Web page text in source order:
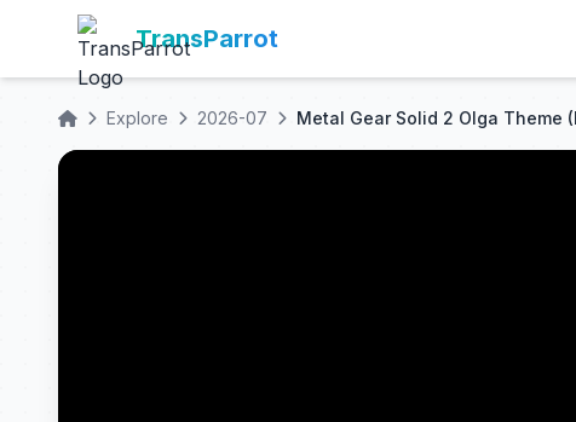
TransParrot
Explore 2026-07